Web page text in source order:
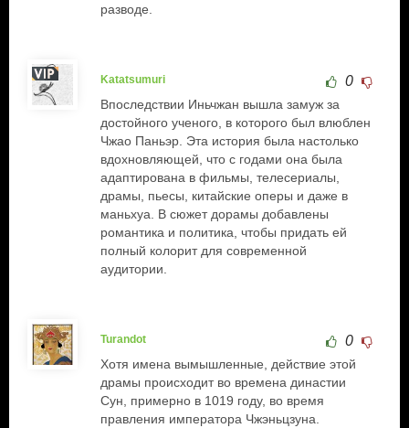
разводе.
Katatsumuri 0
Впоследствии Иньчжан вышла замуж за
достойного ученого, в которого был влюблен
Чжао Паньэр. Эта история была настолько
вдохновляющей, что с годами она была
адаптирована в фильмы, телесериалы,
драмы, пьесы, китайские оперы и даже в
маньхуа. В сюжет дорамы добавлены
романтика и политика, чтобы придать ей
полный колорит для современной
аудитории.
Turandot 0
Хотя имена вымышленные, действие этой
драмы происходит во времена династии
Сун, примерно в 1019 году, во время
правления императора Чжэньцзуна.